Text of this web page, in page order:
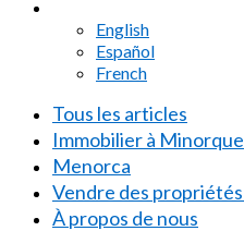
English
Español
French
Tous les articles
Immobilier à Minorque
Menorca
Vendre des
À propos de nous